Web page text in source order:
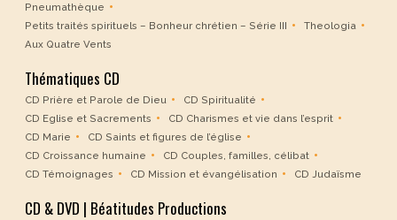
Pneumathèque
Petits traités spirituels – Bonheur chrétien – Série III
Theologia
Aux Quatre Vents
Thématiques CD
CD Prière et Parole de Dieu
CD Spiritualité
CD Eglise et Sacrements
CD Charismes et vie dans l’esprit
CD Marie
CD Saints et figures de l’église
CD Croissance humaine
CD Couples, familles, célibat
CD Témoignages
CD Mission et évangélisation CD Judaïsme
CD & DVD | Béatitudes Productions